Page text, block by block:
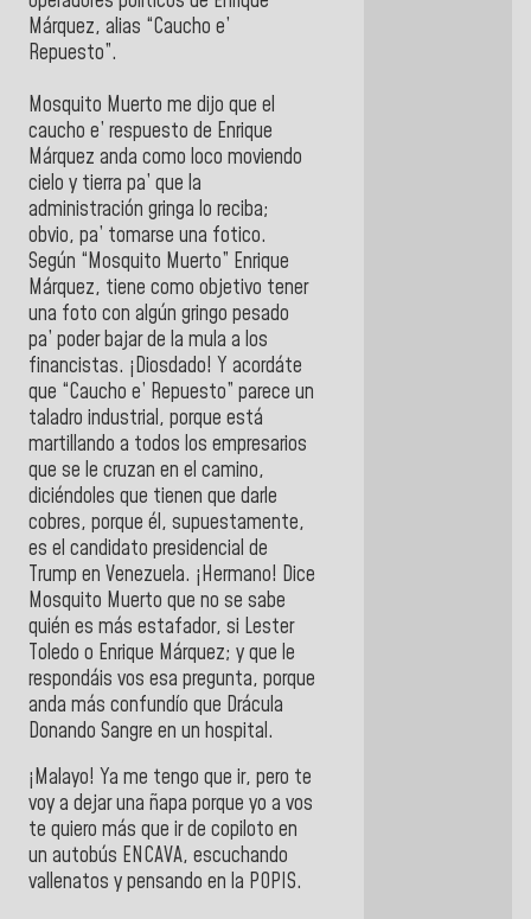
Márquez, alias “Caucho e’
Repuesto”.
Mosquito Muerto me dijo que el
caucho e’ respuesto de Enrique
Márquez anda como loco moviendo
cielo y tierra pa’ que la
administración gringa lo reciba;
obvio, pa’ tomarse una fotico.
Según “Mosquito Muerto” Enrique
Márquez, tiene como objetivo tener
una foto con algún gringo pesado
pa’ poder bajar de la mula a los
financistas. ¡Diosdado! Y acordáte
que “Caucho e’ Repuesto” parece un
taladro industrial, porque está
martillando a todos los empresarios
que se le cruzan en el camino,
diciéndoles que tienen que darle
cobres, porque él, supuestamente,
es el candidato presidencial de
Trump en Venezuela. ¡Hermano! Dice
Mosquito Muerto que no se sabe
quién es más estafador, si Lester
Toledo o Enrique Márquez; y que le
respondáis vos esa pregunta, porque
anda más confundío que Drácula
Donando Sangre en un hospital.
¡Malayo! Ya me tengo que ir, pero te
voy a dejar una ñapa porque yo a vos
te quiero más que ir de copiloto en
un autobús ENCAVA, escuchando
vallenatos y pensando en la POPIS.